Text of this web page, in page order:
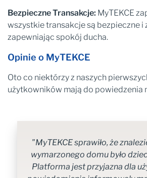
Bezpieczne Transakcje: MyTEKCE
wszystkie transakcje są bezpieczne i
zapewniając spokój ducha.
Opinie o MyTEKCE
Oto co niektórzy z naszych
użytkowników mają do powiedzenia
"MyTEKCE sprawiło, że
wymarzonego domu było
Platforma jest przyjazna dla